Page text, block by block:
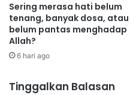
Sering merasa hati belum
tenang, banyak dosa, atau
belum pantas menghadap
Allah?
6 hari ago
Tinggalkan Balasan